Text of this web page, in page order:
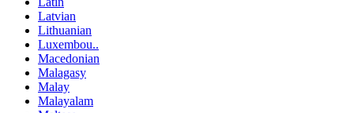
Latvian
Lithuanian
Luxembou..
Macedonian
Malagasy
Malay
Malayalam